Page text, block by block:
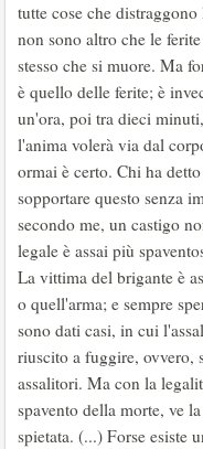
tutte cose che
non sono altro che le
stesso che si muore. Ma
è quello delle ferite; è
un'ora, poi tra dieci
l'anima volerà via dal
ormai è certo. Chi ha
sopportare questo senza
secondo me, un castigo
legale è assai più
La vittima del brigante è
o quell'arma; e sempre
sono dati casi, in cui
riuscito a fuggire, ovvero,
assalitori. Ma con la
spavento della morte, ve
spietata. (...) Forse esiste